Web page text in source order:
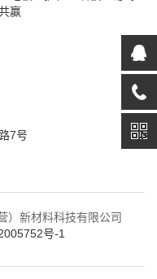
赢
7号
）新材料科技有限公司
号-1